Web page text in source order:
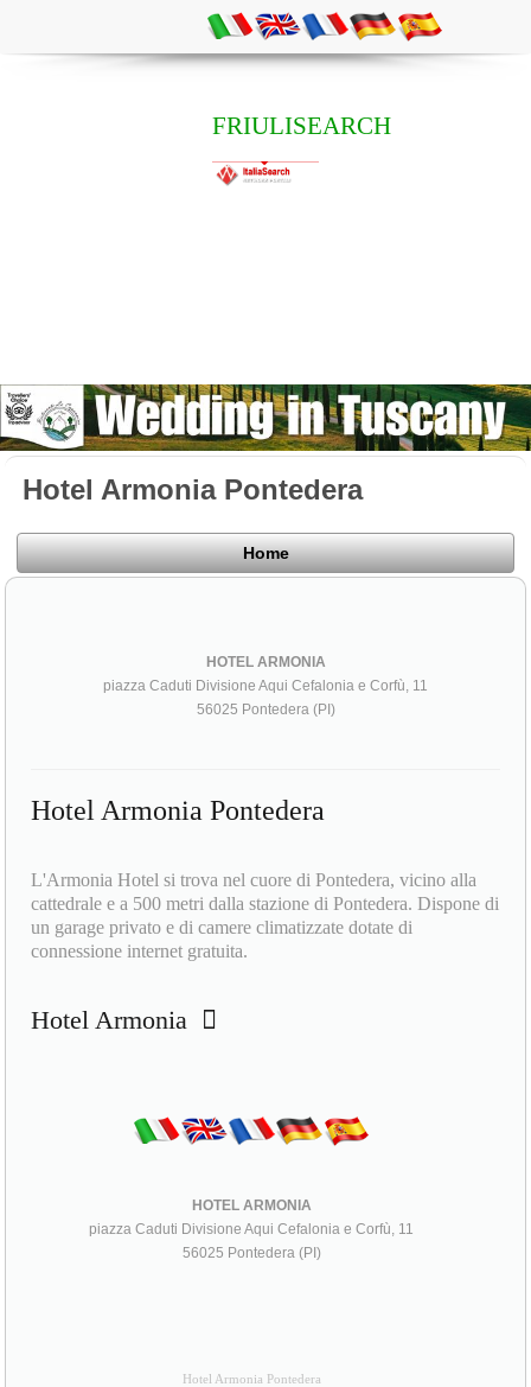
FRIULISEARCH
Hotel Armonia Pontedera
Home
HOTEL ARMONIA
piazza Caduti Divisione Aqui Cefalonia e Corfù, 11
56025 Pontedera (PI)
Hotel Armonia Pontedera
L'Armonia Hotel si trova nel cuore di Pontedera, vicino alla
cattedrale e a 500 metri dalla stazione di Pontedera. Dispone di
un garage privato e di camere climatizzate dotate di
connessione internet gratuita.
Hotel Armonia
HOTEL ARMONIA
piazza Caduti Divisione Aqui Cefalonia e Corfù, 11
56025 Pontedera (PI)
Hotel Armonia Pontedera